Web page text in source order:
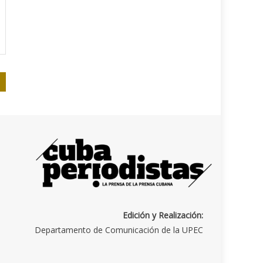
Edición y Realización:
Departamento de Comunicación de la UPEC